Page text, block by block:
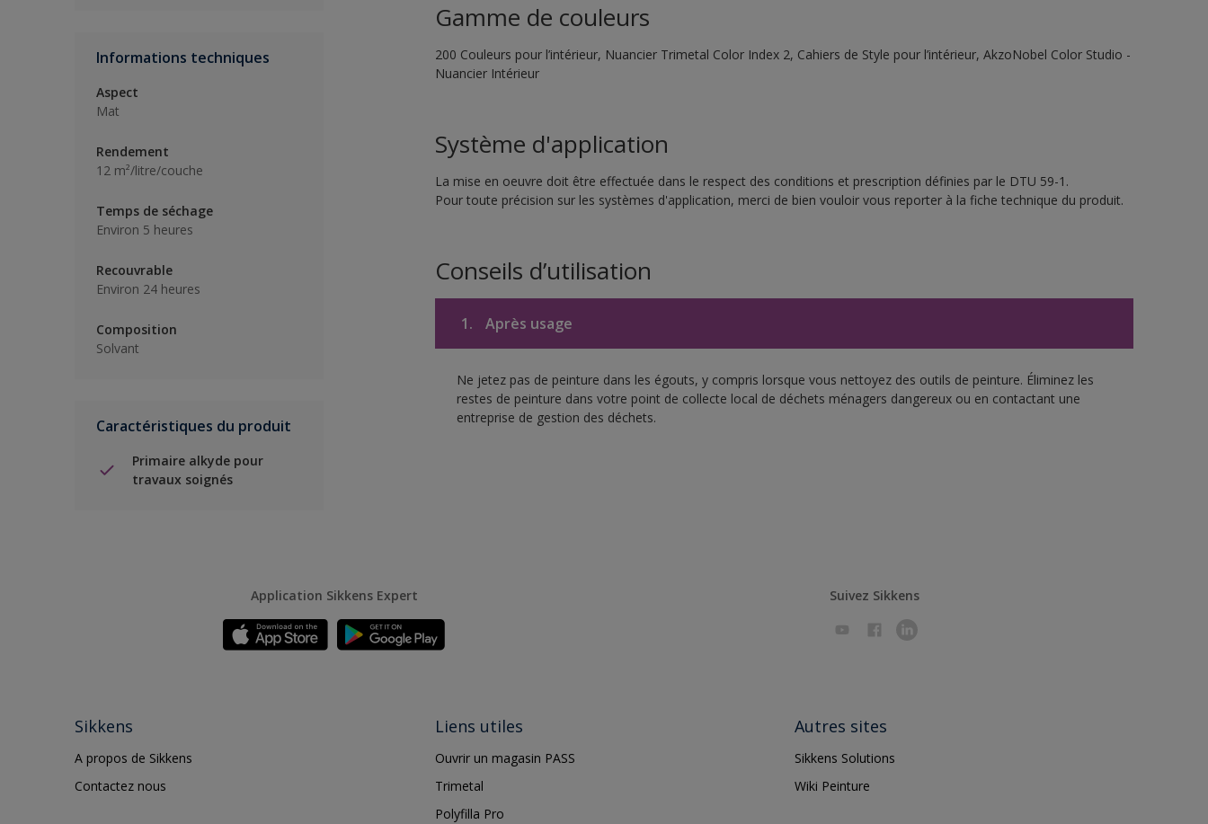
Informations techniques
Aspect
Mat
Rendement
12 m²/litre/couche
Temps de séchage
Environ 5 heures
Recouvrable
Environ 24 heures
Composition
Solvant
Caractéristiques du produit
Primaire alkyde pour
travaux soignés
Gamme de couleurs
200 Couleurs pour l’intérieur, Nuancier Trimetal Color Index 2, Cahiers de Style pour l’intérieur, AkzoNobel Color Studio -
Nuancier Intérieur
Système d'application
La mise en oeuvre doit être effectuée dans le respect des conditions et prescription définies par le DTU 59-1.
Pour toute précision sur les systèmes d'application, merci de bien vouloir vous reporter à la fiche technique du produit.
Conseils d’utilisation
1. Après usage
Ne jetez pas de peinture dans les égouts, y compris lorsque vous nettoyez des outils de peinture. Éliminez les
restes de peinture dans votre point de collecte local de déchets ménagers dangereux ou en contactant une
entreprise de gestion des déchets.
Application Sikkens Expert Suivez Sikkens
Sikkens
A propos de Sikkens
Contactez nous
Liens utiles
Ouvrir un magasin PASS
Trimetal
Polyfilla Pro
Autres sites
Sikkens Solutions
Wiki Peinture